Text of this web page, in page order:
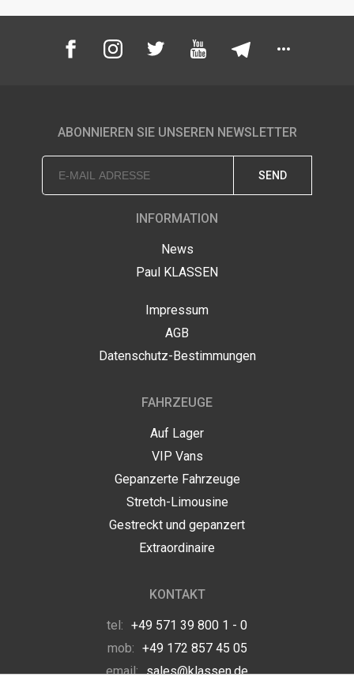
INFORMATION
News
Paul KLASSEN
Impressum
AGB
Datenschutz-Bestimmungen
FAHRZEUGE
Auf Lager
VIP Vans
Gepanzerte Fahrzeuge
Stretch-Limousine
Gestreckt und gepanzert
Extraordinaire
KONTAKT
tel: +49 571 39 800 1 - 0
mob: +49 172 857 45 05
email: sales@klassen.de
ABONNIEREN SIE UNSEREN NEWSLETTER
SEND